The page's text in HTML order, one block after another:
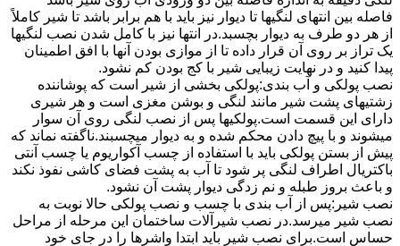
فاصله بین انتهای لنگیها تا دیوار نیز باید با هم برابر باشد تا شیر کاملاً
از هر دو طرف به دیوار بچسبد.در انتها نیز با کامل شدن نصب لنگیها
یک تراز بر روی آن قرار داده تا از موازی بودن آنها با افق اطمینان
پیدا کنید و در نهایت زیبایی شیر با کج بودن کم نشود.
نصب پولکی و آب بندی:پولکی بخشی از شیر است که پوشاننده
زشتیهای پشت شیر مانند لنگی و بوشن مغزی است و هر شیری
دارای این قسمت است.پولکیها پس از نصب لنگی روی آن سوار
میشوند و با پیچ دادن محکم شده و به دیوار میچسبند.ناگفته نماند که
پیش از بستن پولکی باید با استفاده از چسب آکواریوم یا چسب آنتی
باکتریال اطراف لنگی پر شود تا آب به پشت فضای کاشی نفوذ نکند
و باعث بروز طبله و نم زدگی دیوار پشت آن نشود.
نصب شیر:پس از آب بندی با چسب و نصب پولکی حالا نوبت به
نصب شیر میرسد.در نصب شیرآلات ساختمان این مرحله از مراحل
حساس است.برای نصب شیر باید ابتدا واشرها را در جای خود